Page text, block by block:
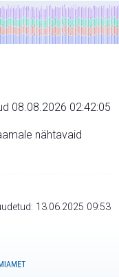
08.08.2026 02:42:05
nähtavaid
13.06.2025 09:53